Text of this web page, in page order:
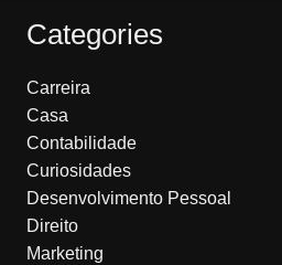
Categories
Carreira
Casa
Contabilidade
Curiosidades
Desenvolvimento Pessoal
Direito
Marketing